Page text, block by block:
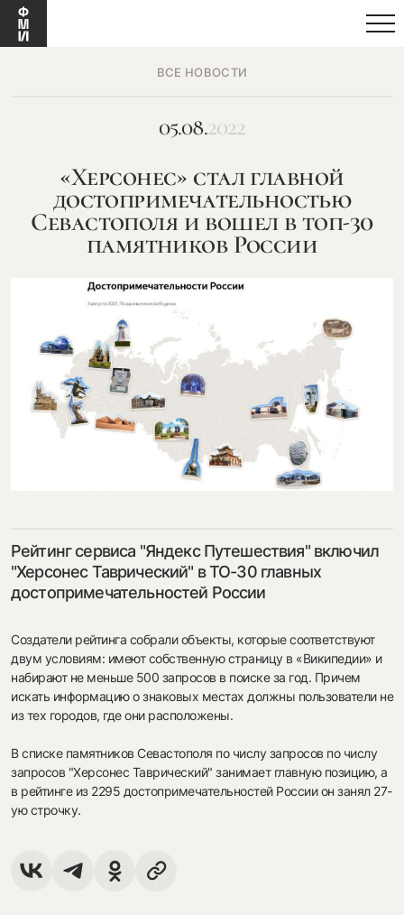
my.history.fond@bk.ru
смотреть
ВСЕ НОВОСТИ
05.08.2022
«Херсонес» стал главной
достопримечательностью
Севастополя и вошел в топ-30
памятников России
Рейтинг сервиса "Яндекс Путешествия" включил
"Херсонес Таврический" в ТО-30 главных
достопримечательностей России
Создатели рейтинга собрали объекты, которые соответствуют
двум условиям: имеют собственную страницу в «Википедии» и
набирают не меньше 500 запросов в поиске за год. Причем
искать информацию о знаковых местах должны пользователи не
из тех городов, где они расположены.
В списке памятников Севастополя по числу запросов по числу
запросов "Херсонес Таврический" занимает главную позицию, а
в рейтинге из 2295 достопримечательностей России он занял 27-
ую строчку.